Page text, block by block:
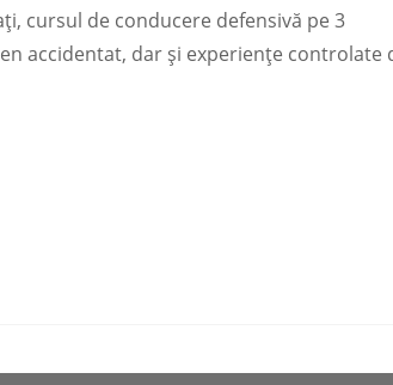
cursul de conducere defensivă pe 3
accidentat, dar și experiențe controlate